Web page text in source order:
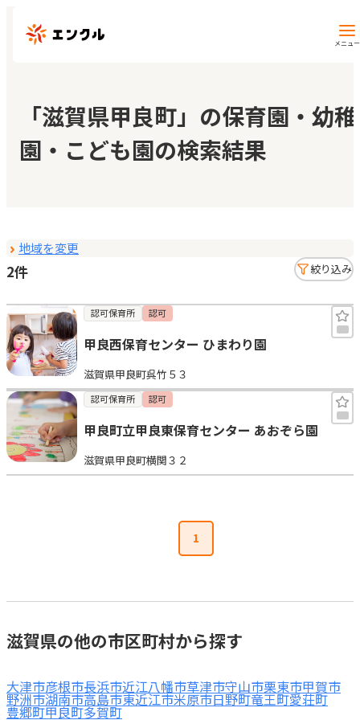
メニュー
保育園・幼稚園を探す
地図から探す
マイページ
お気に入り
見学日記
メッセージ
おすすめの園
「滋賀県甲良町」の保育園・幼稚
園・こども園の検索結果
地域を変更
2件 絞り込み
認可保育所 認可
甲良西保育センター ひまわり園
滋賀県甲良町呉竹５３
認可保育所 認可
甲良町立甲良東保育センター あおぞら園
滋賀県甲良町横関３２
1
滋賀県の他の市区町村から探す
大津市彦根市長浜市近江八幡市草津市守山市栗東市甲賀市
野洲市湖南市高島市東近江市米原市日野町竜王町愛荘町
豊郷町甲良町多賀町